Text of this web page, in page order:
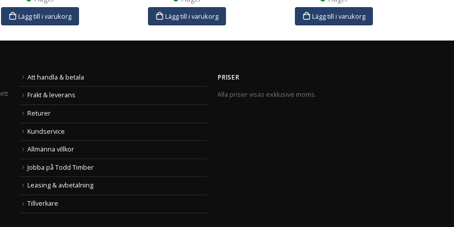
Lägg till i varukorg Lägg till i varukorg Lägg till i varukorg
Att handla & betala
Frakt & leverans
Returer
Kundservice
Allmänna villkor
Jobba på Todd Timber
Leasing & avbetalning
Tillverkare
PRISER
Alla priser visas exklusive moms.